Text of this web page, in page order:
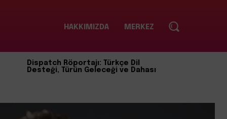
HAKKIMIZDA MERKEZ
Dispatch Röportajı: Türkçe Dil
Desteği, Türün Geleceği ve Dahası